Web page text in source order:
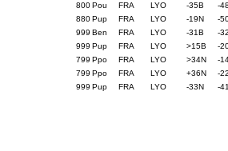
800Pou FRA LYO -35B
-
880Pup FRA LYO -19N
-
999 Ben FRA LYO -31B
-
999 Pup FRA LYO >15B
-
799 Ppo FRA LYO >34N
-
799 Ppo FRA LYO +36N
-
999 Pup FRA LYO -33N -